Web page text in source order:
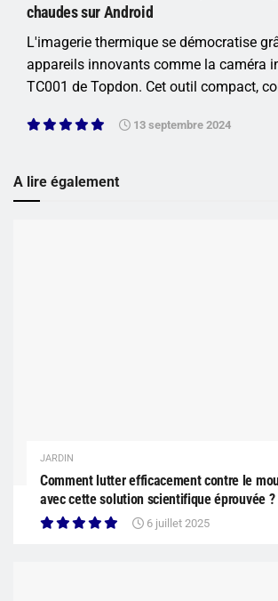
chaudes sur Android
L'imagerie thermique se démocratise
appareils innovants comme la caméra
TC001 de Topdon. Cet outil compact,
13 septembre 2024
A lire également
JARDIN
Comment lutter efficacement contre le
avec cette solution scientifique éprouvée ?
6 juillet 2025